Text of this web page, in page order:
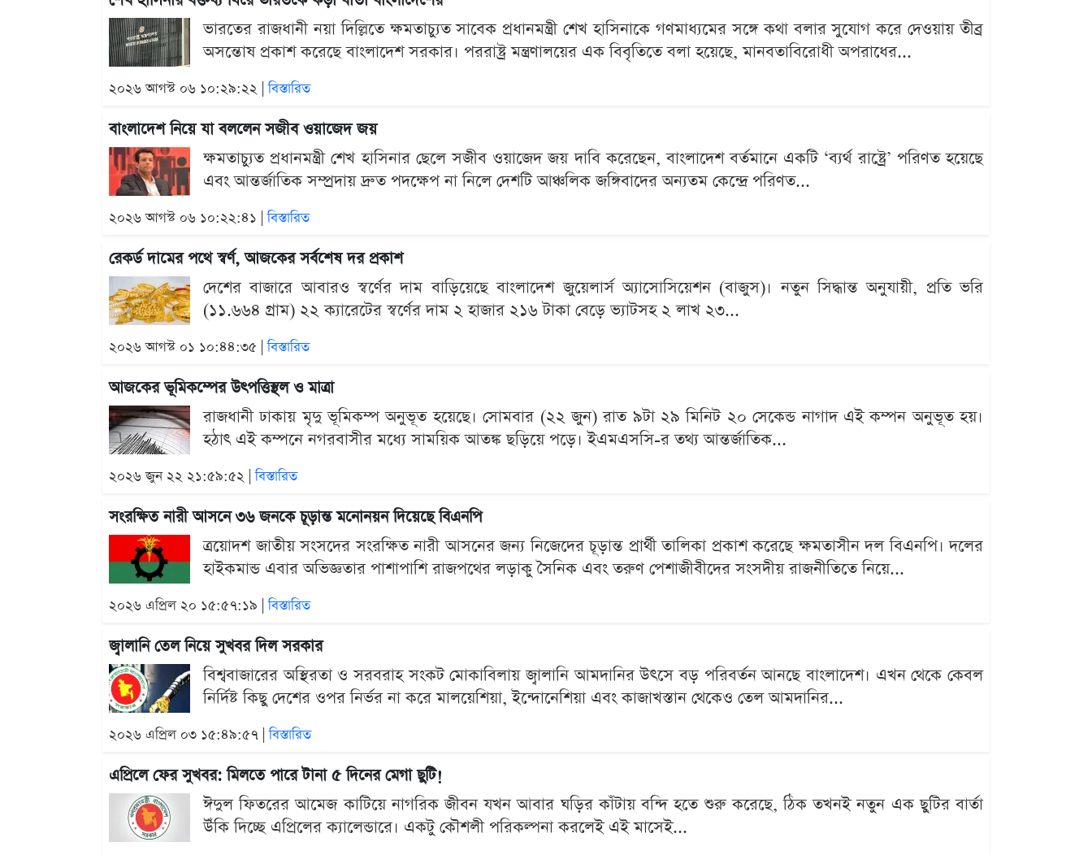
ভারতের রাজধানী নয়া দিল্লিতে ক্ষমতাচ্যুত সাবেক প্রধানমন্ত্রী শেখ হাসিনাকে গণমাধ্যমের সঙ্গে কথা বলার সুযোগ করে দেওয়ায় তীব্র
অসন্তোষ প্রকাশ করেছে বাংলাদেশ সরকার। পররাষ্ট্র মন্ত্রণালয়ের এক বিবৃতিতে বলা হয়েছে, মানবতাবিরোধী অপরাধের...
২০২৬ আগস্ট ০৬ ১০:২৯:২২ |বিস্তারিত
বাংলাদেশ নিয়ে যা বললেন সজীব ওয়াজেদ জয়
ক্ষমতাচ্যুত প্রধানমন্ত্রী শেখ হাসিনার ছেলে সজীব ওয়াজেদ জয় দাবি করেছেন, বাংলাদেশ বর্তমানে একটি ‘ব্যর্থ রাষ্ট্রে’ পরিণত হয়েছে
এবং আন্তর্জাতিক সম্প্রদায় দ্রুত পদক্ষেপ না নিলে দেশটি আঞ্চলিক জঙ্গিবাদের অন্যতম কেন্দ্রে পরিণত...
২০২৬ আগস্ট ০৬ ১০:২২:৪১ |বিস্তারিত
রেকর্ড দামের পথে স্বর্ণ, আজকের সর্বশেষ দর প্রকাশ
দেশের বাজারে আবারও স্বর্ণের দাম বাড়িয়েছে বাংলাদেশ জুয়েলার্স অ্যাসোসিয়েশন (বাজুস)। নতুন সিদ্ধান্ত অনুযায়ী, প্রতি ভরি
(১১.৬৬৪ গ্রাম) ২২ ক্যারেটের স্বর্ণের দাম ২ হাজার ২১৬ টাকা বেড়ে ভ্যাটসহ ২ লাখ ২৩...
২০২৬ আগস্ট ০১ ১০:৪৪:৩৫ |বিস্তারিত
আজকের ভূমিকম্পের উৎপত্তিস্থল ও মাত্রা
রাজধানী ঢাকায় মৃদু ভূমিকম্প অনুভূত হয়েছে। সোমবার (২২ জুন) রাত ৯টা ২৯ মিনিট ২০ সেকেন্ড নাগাদ এই কম্পন অনুভূত হয়।
হঠাৎ এই কম্পনে নগরবাসীর মধ্যে সাময়িক আতঙ্ক ছড়িয়ে পড়ে। ইএমএসসি-র তথ্য আন্তর্জাতিক...
২০২৬ জুন ২২ ২১:৫৯:৫২ |বিস্তারিত
সংরক্ষিত নারী আসনে ৩৬ জনকে চূড়ান্ত মনোনয়ন দিয়েছে বিএনপি
ত্রয়োদশ জাতীয় সংসদের সংরক্ষিত নারী আসনের জন্য নিজেদের চূড়ান্ত প্রার্থী তালিকা প্রকাশ করেছে ক্ষমতাসীন দল বিএনপি। দলের
হাইকমান্ড এবার অভিজ্ঞতার পাশাপাশি রাজপথের লড়াকু সৈনিক এবং তরুণ পেশাজীবীদের সংসদীয় রাজনীতিতে নিয়ে...
২০২৬ এপ্রিল ২০ ১৫:৫৭:১৯ |বিস্তারিত
জ্বালানি তেল নিয়ে সুখবর দিল সরকার
বিশ্ববাজারের অস্থিরতা ও সরবরাহ সংকট মোকাবিলায় জ্বালানি আমদানির উৎসে বড় পরিবর্তন আনছে বাংলাদেশ। এখন থেকে কেবল
নির্দিষ্ট কিছু দেশের ওপর নির্ভর না করে মালয়েশিয়া, ইন্দোনেশিয়া এবং কাজাখস্তান থেকেও তেল আমদানির...
২০২৬ এপ্রিল ০৩ ১৫:৪৯:৫৭ |বিস্তারিত
এপ্রিলে ফের সুখবর: মিলতে পারে টানা ৫ দিনের মেগা ছুটি!
ঈদুল ফিতরের আমেজ কাটিয়ে নাগরিক জীবন যখন আবার ঘড়ির কাঁটায় বন্দি হতে শুরু করেছে, ঠিক তখনই নতুন এক ছুটির বার্তা
উঁকি দিচ্ছে এপ্রিলের ক্যালেন্ডারে। একটু কৌশলী পরিকল্পনা করলেই এই মাসেই...